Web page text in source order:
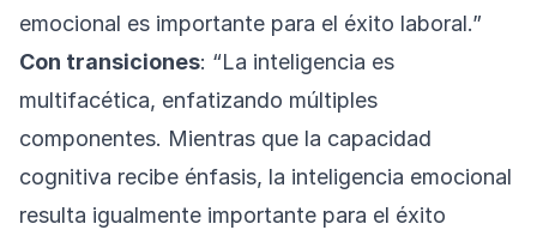
emocional es importante para el éxito laboral.”
Con transiciones: “La inteligencia es
multifacética, enfatizando múltiples
componentes. Mientras que la capacidad
cognitiva recibe énfasis, la inteligencia emocional
resulta igualmente importante para el éxito